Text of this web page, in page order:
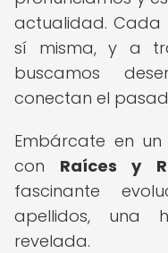
actualidad. Cada
sí misma, y a
buscamos
conectan el
Embárcate en
con Raíces y
fascinante
apellidos, una
revelada.